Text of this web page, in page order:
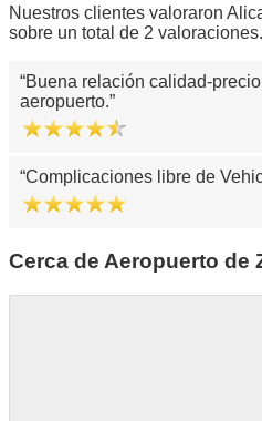
Nuestros clientes valoraron
sobre un total de 2 valoraciones.
Buena relación calidad-
aeropuerto.
Complicaciones libre de
Cerca de Aeropuerto de